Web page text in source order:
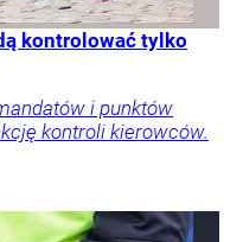
kontrolować tylko
i punktów
kontroli kierowców.